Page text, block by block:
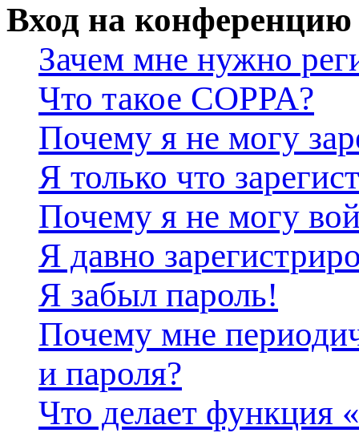
Вход на конференцию
Зачем мне нужно
Что такое COPPA?
Почему я не могу
Я только что
Почему я не могу
Я давно
Я забыл пароль!
Почему мне
и пароля?
Что делает функция